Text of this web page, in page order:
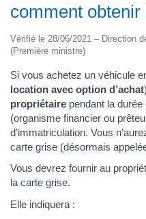
comment
Vérifié le 28/06/2021 – Direction
(Première ministre)
Si vous achetez un véhicule
location avec option d’achat
propriétaire pendant la durée
(organisme financier ou
d’immatriculation. Vous
carte grise (désormais
Vous devrez fournir au
la carte grise.
Elle indiquera :